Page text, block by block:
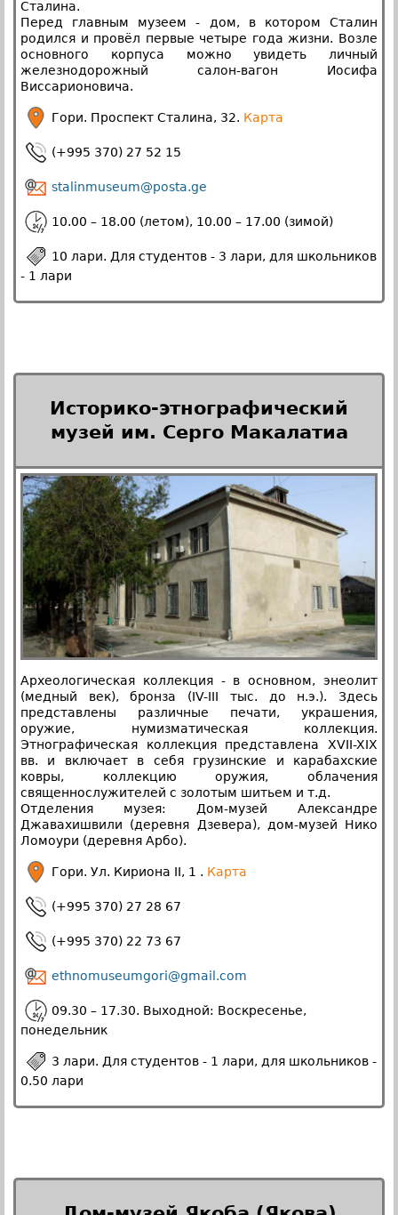
Сталина.
Перед главным музеем - дом, в котором Сталин
родился и провёл первые четыре года жизни. Возле
основного корпуса можно увидеть личный
железнодорожный салон-вагон Иосифа
Виссарионовича.
Гори. Проспект Сталина, 32. Карта
(+995 370) 27 52 15
stalinmuseum@posta.ge
10.00 – 18.00 (летом), 10.00 – 17.00 (зимой)
10 лари. Для студентов - 3 лари, для школьников
- 1 лари
Историко-этнографический
музей им. Серго Макалатиа
Археологическая коллекция - в основном, энеолит
(медный век), бронза (IV-III тыс. до н.э.). Здесь
представлены различные печати, украшения,
оружие, нумизматическая коллекция.
Этнографическая коллекция представлена XVII-XIX
вв. и включает в себя грузинские и карабахские
ковры, коллекцию оружия, облачения
священнослужителей с золотым шитьем и т.д.
Отделения музея: Дом-музей Александре
Джавахишвили (деревня Дзевера), дом-музей Нико
Ломоури (деревня Арбо).
Гори. Ул. Кириона II, 1 . Карта
(+995 370) 27 28 67
(+995 370) 22 73 67
ethnomuseumgori@gmail.com
09.30 – 17.30. Выходной: Воскресенье,
понедельник
3 лари. Для студентов - 1 лари, для школьников -
0.50 лари